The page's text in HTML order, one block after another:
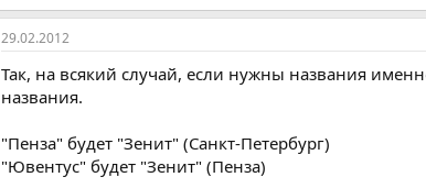
29.02.2012
Так, на всякий случай, если нужны названия
названия.
"Пенза" будет "Зенит" (Санкт-Петербург)
"Ювентус" будет "Зенит" (Пенза)